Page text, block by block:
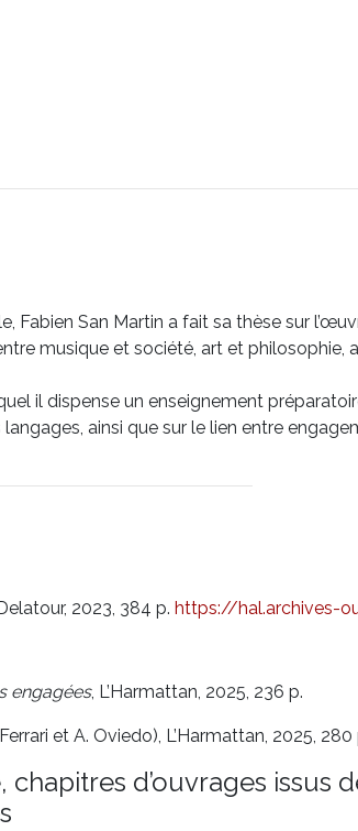
Fabien San Martin a fait sa thèse sur
musique et société, art et philosophie,
il dispense un enseignement
ainsi que sur le lien entre
2023, 384 p. https://hal.archives-
engagées, L’Harmattan, 2025, 236 p.
et A. Oviedo), L’Harmattan, 2025, 280
d’ouvrages issus